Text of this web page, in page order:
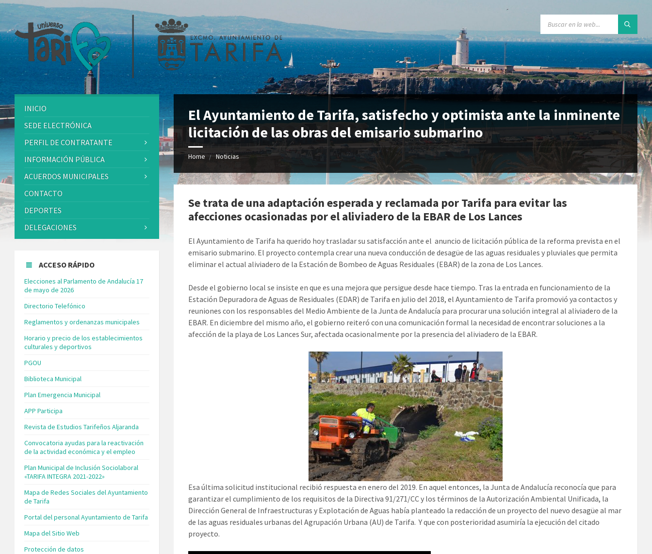
El Ayuntamiento de Tarifa, satisfecho y optimista ante la inminente
licitación de las obras del emisario submarino
Home Noticias
Se trata de una adaptación esperada y reclamada por Tarifa para evitar las
afecciones ocasionadas por el aliviadero de la EBAR de Los Lances
El Ayuntamiento de Tarifa ha querido hoy trasladar su satisfacción ante el anuncio de licitación pública de la reforma prevista en el
emisario submarino. El proyecto contempla crear una nueva conducción de desagüe de las aguas residuales y pluviales que permita
eliminar el actual aliviadero de la Estación de Bombeo de Aguas Residuales (EBAR) de la zona de Los Lances.
Desde el gobierno local se insiste en que es una mejora que persigue desde hace tiempo. Tras la entrada en funcionamiento de la
Estación Depuradora de Aguas de Residuales (EDAR) de Tarifa en julio del 2018, el Ayuntamiento de Tarifa promovió ya contactos y
reuniones con los responsables del Medio Ambiente de la Junta de Andalucía para procurar una solución integral al aliviadero de la
EBAR. En diciembre del mismo año, el gobierno reiteró con una comunicación formal la necesidad de encontrar soluciones a la
afección de la playa de Los Lances Sur, afectada ocasionalmente por la presencia del aliviadero de la EBAR.
Esa última solicitud institucional recibió respuesta en enero del 2019. En aquel entonces, la Junta de Andalucía reconocía que para
garantizar el cumplimiento de los requisitos de la Directiva 91/271/CC y los términos de la Autorización Ambiental Unificada, la
Dirección General de Infraestructuras y Explotación de Aguas había planteado la redacción de un proyecto del nuevo desagüe al mar
de las aguas residuales urbanas del Agrupación Urbana (AU) de Tarifa. Y que con posterioridad asumiría la ejecución del citado
proyecto.
INICIO
SEDE ELECTRÓNICA
PERFIL DE CONTRATANTE
INFORMACIÓN PÚBLICA
ACUERDOS MUNICIPALES
CONTACTO
DEPORTES
DELEGACIONES
ACCESO RÁPIDO
Elecciones al Parlamento de Andalucía 17
de mayo de 2026
Directorio Telefónico
Reglamentos y ordenanzas municipales
Horario y precio de los establecimientos
culturales y deportivos
PGOU
Biblioteca Municipal
Plan Emergencia Municipal
APP Participa
Revista de Estudios Tarifeños Aljaranda
Convocatoria ayudas para la reactivación
de la actividad económica y el empleo
Plan Municipal de Inclusión Sociolaboral
«TARIFA INTEGRA 2021-2022»
Mapa de Redes Sociales del Ayuntamiento
de Tarifa
Portal del personal Ayuntamiento de Tarifa
Mapa del Sitio Web
Protección de datos